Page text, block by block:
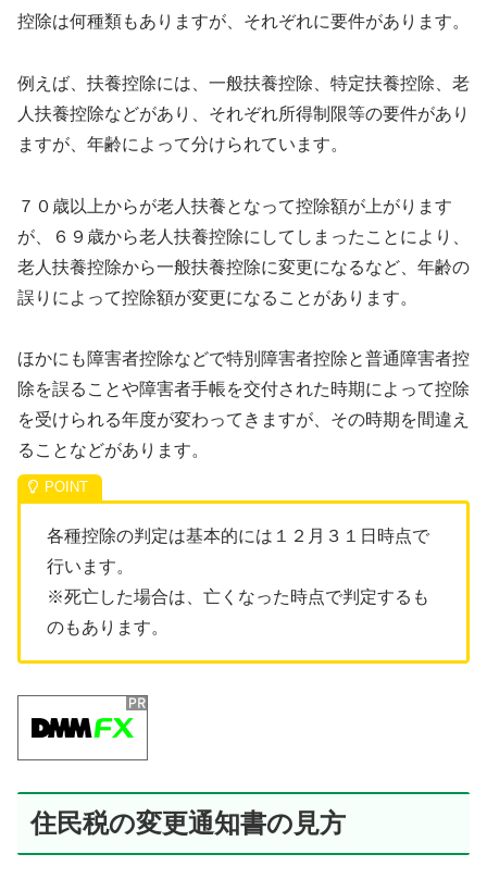
控除は何種類もありますが、それぞれに要件があります。
例えば、扶養控除には、一般扶養控除、特定扶養控除、老
人扶養控除などがあり、それぞれ所得制限等の要件があり
ますが、年齢によって分けられています。
７０歳以上からが老人扶養となって控除額が上がります
が、６９歳から老人扶養控除にしてしまったことにより、
老人扶養控除から一般扶養控除に変更になるなど、年齢の
誤りによって控除額が変更になることがあります。
ほかにも障害者控除などで特別障害者控除と普通障害者控
除を誤ることや障害者手帳を交付された時期によって控除
を受けられる年度が変わってきますが、その時期を間違え
ることなどがあります。
各種控除の判定は基本的には１２月３１日時点で
行います。
※死亡した場合は、亡くなった時点で判定するも
のもあります。
住民税の変更通知書の見方